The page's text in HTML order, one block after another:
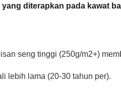
diterapkan pada kawat
seng tinggi (250g/m2+)
lebih lama (20-30 tahun per).